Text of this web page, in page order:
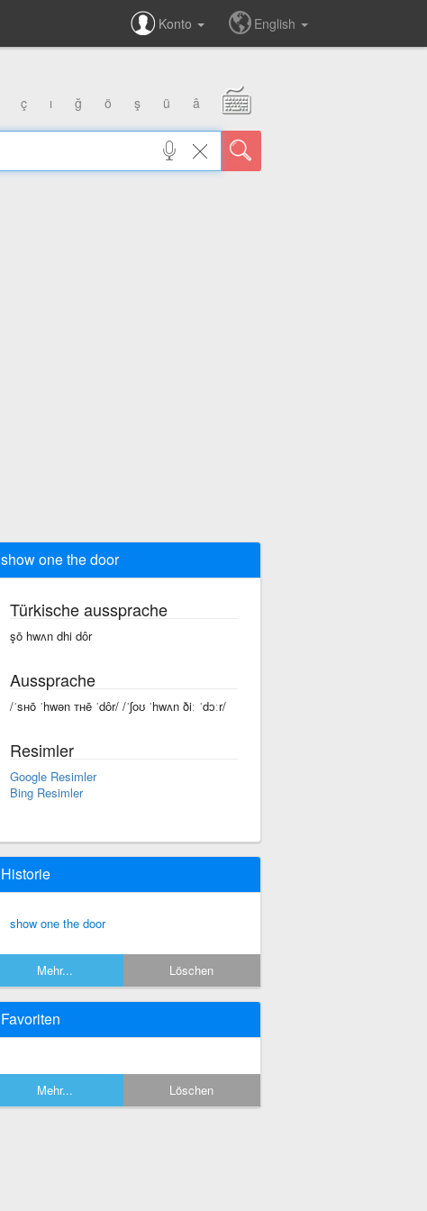
Konto English
ç ı ğ ö ş ü â
show one the door
Türkische aussprache
şō hwʌn dhi dôr
Aussprache
/ˈsʜō ˈhwən ᴛʜē ˈdôr/ /ˈʃoʊ ˈhwʌn ðiː ˈdɔːr/
Resimler
Google Resimler
Bing Resimler
Historie
show one the door
Mehr... Löschen
Favoriten
Mehr... Löschen